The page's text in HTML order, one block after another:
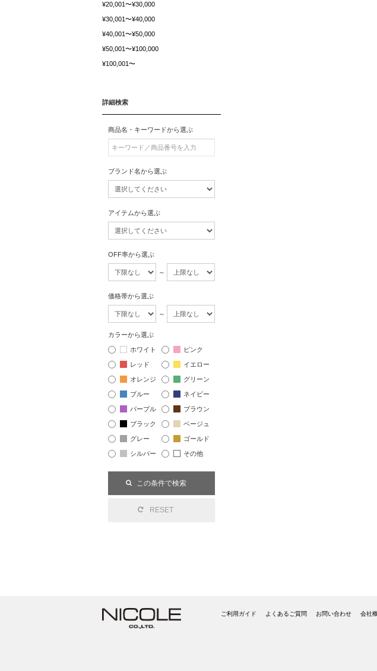
¥20,001〜¥30,000
¥30,001〜¥40,000
¥40,001〜¥50,000
¥50,001〜¥100,000
¥100,001〜
詳細検索
商品名・キーワードから選ぶ
ブランド名から選ぶ
アイテムから選ぶ
OFF率から選ぶ
～
価格帯から選ぶ
～
カラーから選ぶ
ホワイト ピンク
レッド イエロー
オレンジ グリーン
ブルー ネイビー
パープル ブラウン
ブラック ベージュ
グレー ゴールド
シルバー その他
ご利用ガイド よくあるご質問 お問い合わせ 会社